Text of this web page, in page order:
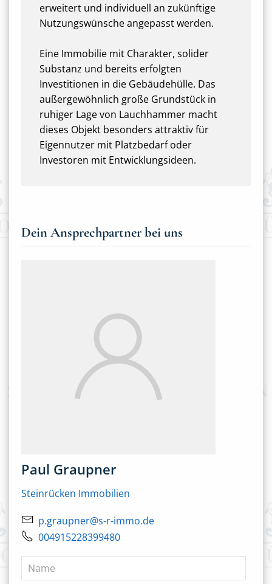
erweitert und individuell an zukünftige
Nutzungswünsche angepasst werden.
Eine Immobilie mit Charakter, solider
Substanz und bereits erfolgten
Investitionen in die Gebäudehülle. Das
außergewöhnlich große Grundstück in
ruhiger Lage von Lauchhammer macht
dieses Objekt besonders attraktiv für
Eigennutzer mit Platzbedarf oder
Investoren mit Entwicklungsideen.
Dein Ansprechpartner bei uns
Paul Graupner
Steinrücken Immobilien
p.graupner@s-r-immo.de
004915228399480